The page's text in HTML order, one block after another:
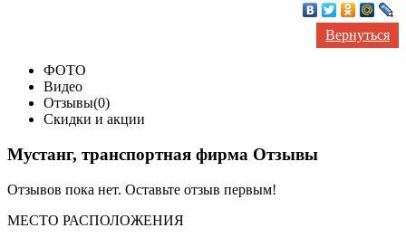
Вернуться
ФОТО
Видео
Отзывы(0)
Скидки и акции
Мустанг, транспортная фирма Отзывы
Отзывов пока нет. Оставьте отзыв первым!
МЕСТО РАСПОЛОЖЕНИЯ